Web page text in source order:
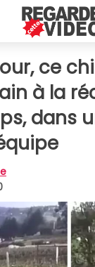
ce
à la
dans